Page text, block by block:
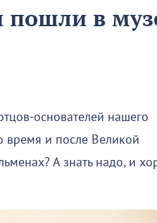
пошли в
основателей нашего
время и после Великой
А знать надо, и